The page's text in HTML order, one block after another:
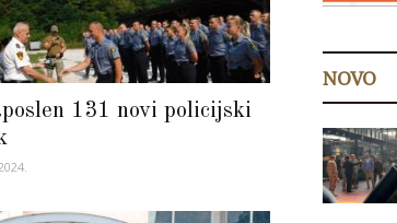
131 novi policijski
NOVO